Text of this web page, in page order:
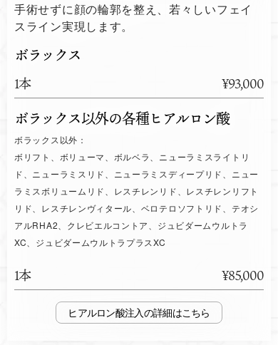
手術せずに顔の輪郭を整え、若々しいフェイ
スライン実現します。
ボラックス
1本 ¥93,000
ボラックス以外の各種ヒアルロン酸
ボラックス以外：
ボリフト、ボリューマ、ボルベラ、ニューラミスライトリ
ド、ニューラミスリド、ニューラミスディープリド、ニュー
ラミスボリュームリド、レスチレンリド、レスチレンリフト
リド、レスチレンヴィタール、ベロテロソフトリド、テオシ
アルRHA2、クレビエルコントア、ジュビダームウルトラ
XC、ジュビダームウルトラプラスXC
1本 ¥85,000
ヒアルロン酸注入